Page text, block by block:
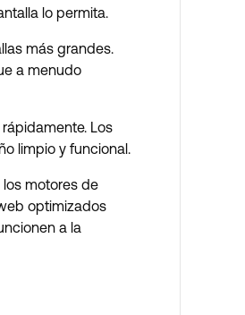
lo permita.
más grandes.
a menudo
Los
limpio y funcional.
motores de
optimizados
a la